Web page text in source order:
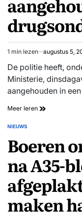
Geschatte
leestijd
1 min lezen augustus 5,
De politie heeft,
Ministerie,
aangehouden in
Meer leren Zes
groot
GEPLAATST
NIEUWS
Boeren
na A35-
maken